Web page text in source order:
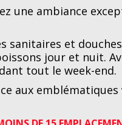
une ambiance
sanitaires et
jour et nuit.
tout le week-end.
aux emblématiques